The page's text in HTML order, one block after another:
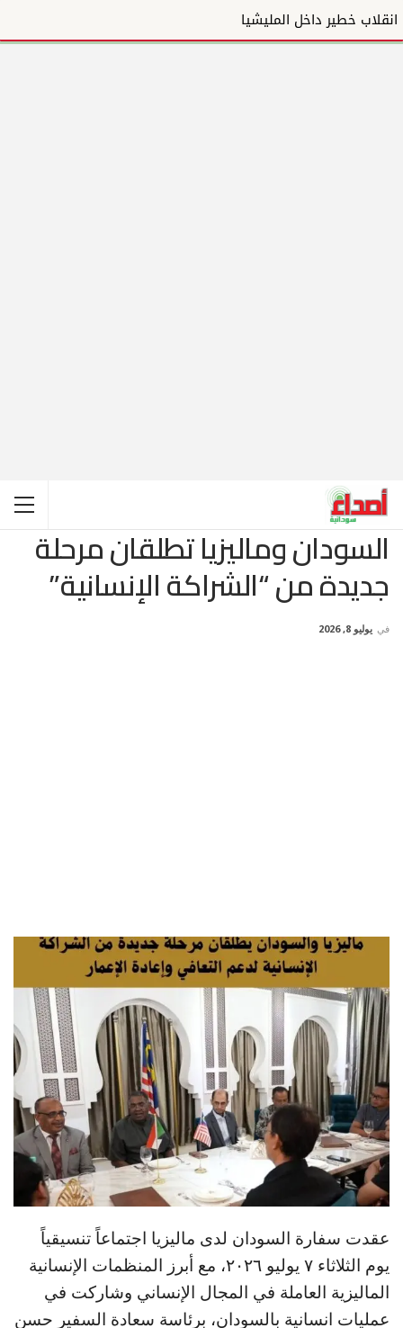
انقلاب خطير داخل المليشيا
السودان وماليزيا تطلقان مرحلة
جديدة من “الشراكة الإنسانية”
في يوليو 8, 2026
عقدت سفارة السودان لدى ماليزيا اجتماعاً تنسيقياً
يوم الثلاثاء ٧ يوليو ٢٠٢٦، مع أبرز المنظمات الإنسانية
الماليزية العاملة في المجال الإنساني وشاركت في
عمليات انسانية بالسودان، برئاسة سعادة السفير حسن